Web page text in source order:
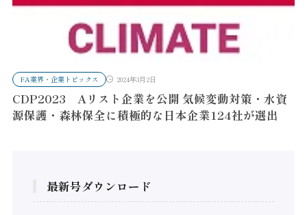
FA業界・企業トピックス 2024年3月2日
CDP2023 Aリスト企業を公開 気候変動対策・水資
源保護・森林保全に積極的な日本企業124社が選出
最新号ダウンロード